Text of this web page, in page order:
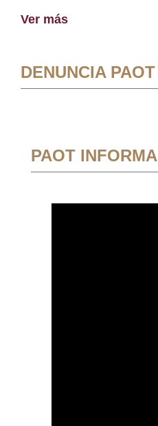
Ver más
DENUNCIA PAOT
PAOT INFORMA